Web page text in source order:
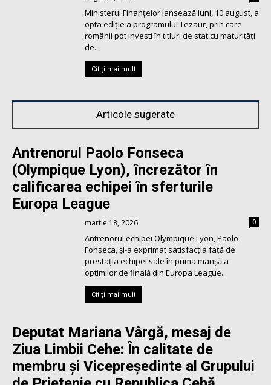
Ministerul Finanţelor lansează luni, 10 august, a
opta ediţie a programului Tezaur, prin care
românii pot investi în titluri de stat cu maturităţi
de...
Citiți mai mult
Articole sugerate
Antrenorul Paolo Fonseca
(Olympique Lyon), încrezător în
calificarea echipei în sferturile
Europa League
martie 18, 2026 0
Antrenorul echipei Olympique Lyon, Paolo
Fonseca, şi-a exprimat satisfacţia faţă de
prestaţia echipei sale în prima manşă a
optimilor de finală din Europa League...
Citiți mai mult
Deputat Mariana Vârgă, mesaj de
Ziua Limbii Cehe: În calitate de
membru și Vicepreședinte al Grupului